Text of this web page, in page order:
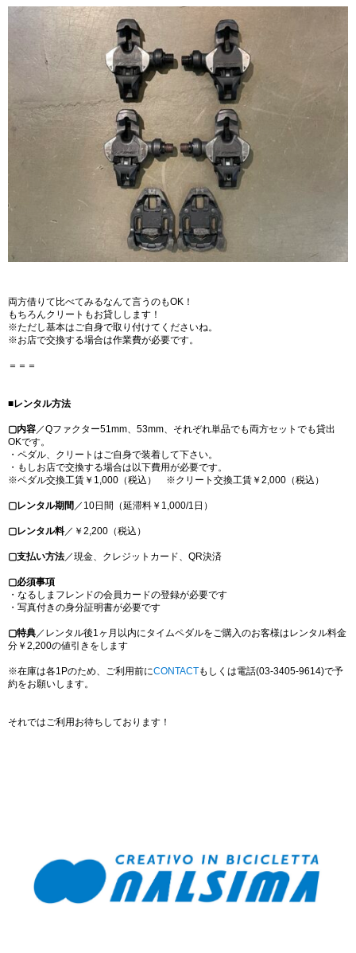
両方借りて比べてみるなんて言うのもOK！
もちろんクリートもお貸しします！
※ただし基本はご自身で取り付けてくださいね。
※お店で交換する場合は作業費が必要です。
＝＝＝
■レンタル方法
▢内容／Qファクター51mm、53mm、それぞれ単品でも両方セットでも貸出
OKです。
・ペダル、クリートはご自身で装着して下さい。
・もしお店で交換する場合は以下費用が必要です。
※ペダル交換工賃￥1,000（税込） ※クリート交換工賃￥2,000（税込）
▢レンタル期間 ／10日間（延滞料￥1,000/1日）
▢レンタル料／￥2,200（税込）
▢支払い方法／現金、クレジットカード、QR決済
▢必須事項
・なるしまフレンドの会員カードの登録が必要です
・写真付きの身分証明書が必要です
▢特典／レンタル後1ヶ月以内にタイムペダルをご購入のお客様はレンタル料金
分￥2,200の値引きをします
※在庫は各1Pのため、ご利用前にCONTACTもしくは電話(03-3405-9614)で予
約をお願いします。
それではご利用お待ちしております！